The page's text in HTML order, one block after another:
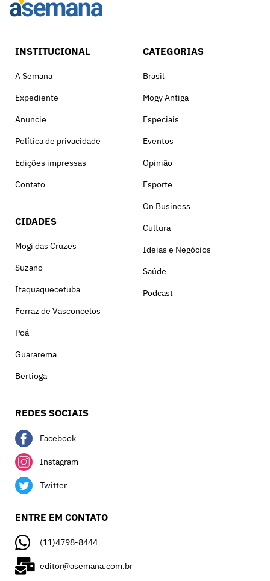
INSTITUCIONAL
A Semana
Expediente
Anuncie
Política de privacidade
Edições impressas
Contato
CIDADES
Mogi das Cruzes
Suzano
Itaquaquecetuba
Ferraz de Vasconcelos
Poá
Guararema
Bertioga
CATEGORIAS
Brasil
Mogy Antiga
Especiais
Eventos
Opinião
Esporte
On Business
Cultura
Ideias e Negócios
Saúde
Podcast
REDES SOCIAIS
Facebook
Instagram
Twitter
ENTRE EM CONTATO
(11)4798-8444
editor@asemana.com.br